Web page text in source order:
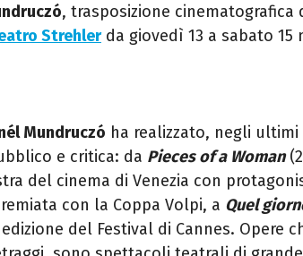
, trasposizione cinematografica
Strehlerda giovedì 13 a sabato 15
Mundruczó ha realizzato, negli ultimi
e critica: da Pieces of a Woman
del cinema di Venezia con
con la Coppa Volpi, a Quel
del Festival di Cannes. Opere